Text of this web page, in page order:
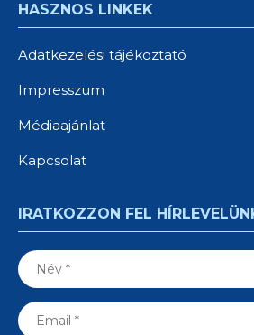
HASZNOS LINKEK
Adatkezelési tájékoztató
Impresszum
Médiaajánlat
Kapcsolat
IRATKOZZON FEL